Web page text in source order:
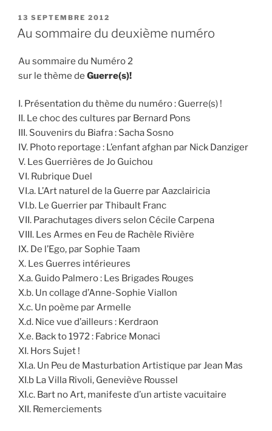
PUBLIÉ
LE
13 SEPTEMBRE 2012
Au sommaire du deuxième numéro
Au sommaire du Numéro 2
sur le thème de Guerre(s)!
I. Présentation du thème du numéro : Guerre(s) !
II. Le choc des cultures par Bernard Pons
III. Souvenirs du Biafra : Sacha Sosno
IV. Photo reportage : L’enfant afghan par Nick Danziger
V. Les Guerrières de Jo Guichou
VI. Rubrique Duel
VI.a. L’Art naturel de la Guerre par Aazclairicia
VI.b. Le Guerrier par Thibault Franc
VII. Parachutages divers selon Cécile Carpena
VIII. Les Armes en Feu de Rachèle Rivière
IX. De l’Ego, par Sophie Taam
X. Les Guerres intérieures
X.a. Guido Palmero : Les Brigades Rouges
X.b. Un collage d’Anne-Sophie Viallon
X.c. Un poème par Armelle
X.d. Nice vue d’ailleurs : Kerdraon
X.e. Back to 1972 : Fabrice Monaci
XI. Hors Sujet !
XI.a. Un Peu de Masturbation Artistique par Jean Mas
XI.b La Villa Rivoli, Geneviève Roussel
XI.c. Bart no Art, manifeste d’un artiste vacuitaire
XII. Remerciements